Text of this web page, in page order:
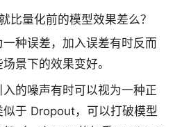
比量化前的模型效果差么？
种误差，加入误差有时反而
景下的效果变好。
的噪声有时可以视为一种正
似于 Dropout，可以打破模型